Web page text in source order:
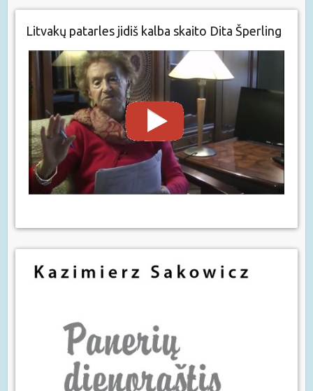
Litvakų patarles jidiš kalba skaito Dita Šperling